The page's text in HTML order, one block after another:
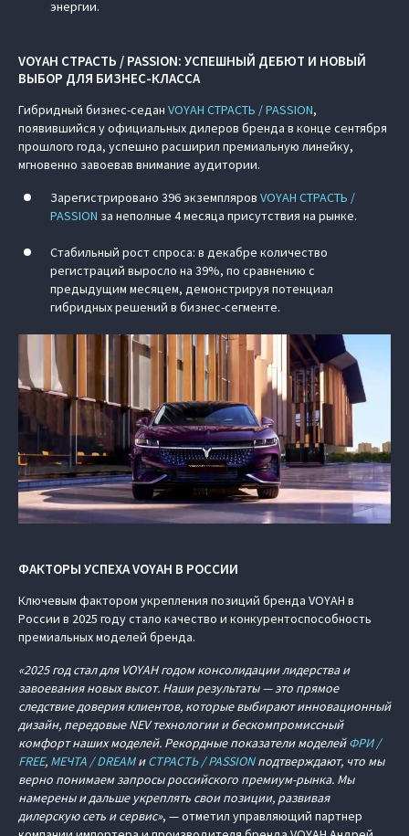
энергии.
VOYAH СТРАСТЬ / PASSION: УСПЕШНЫЙ ДЕБЮТ И НОВЫЙ
ВЫБОР ДЛЯ БИЗНЕС-КЛАССА
Гибридный бизнес-седан VOYAH СТРАСТЬ / PASSION,
появившийся у официальных дилеров бренда в конце сентября
прошлого года, успешно расширил премиальную линейку,
мгновенно завоевав внимание аудитории.
Зарегистрировано 396 экземпляров VOYAH СТРАСТЬ /
PASSION за неполные 4 месяца присутствия на рынке.
Стабильный рост спроса: в декабре количество
регистраций выросло на 39%, по сравнению с
предыдущим месяцем, демонстрируя потенциал
гибридных решений в бизнес-сегменте.
ФАКТОРЫ УСПЕХА VOYAH В РОССИИ
Ключевым фактором укрепления позиций бренда VOYAH в
России в 2025 году стало качество и конкурентоспособность
премиальных моделей бренда.
«2025 год стал для VOYAH годом консолидации лидерства и
завоевания новых высот. Наши результаты — это прямое
следствие доверия клиентов, которые выбирают инновационный
дизайн, передовые NEV технологии и бескомпромиссный
комфорт наших моделей. Рекордные показатели моделейФРИ /
FREE, МЕЧТА / DREAMиСТРАСТЬ / PASSIONподтверждают, что мы
верно понимаем запросы российского премиум-рынка. Мы
намерены и дальше укреплять свои позиции, развивая
дилерскую сеть и сервис», — отметил управляющий партнер